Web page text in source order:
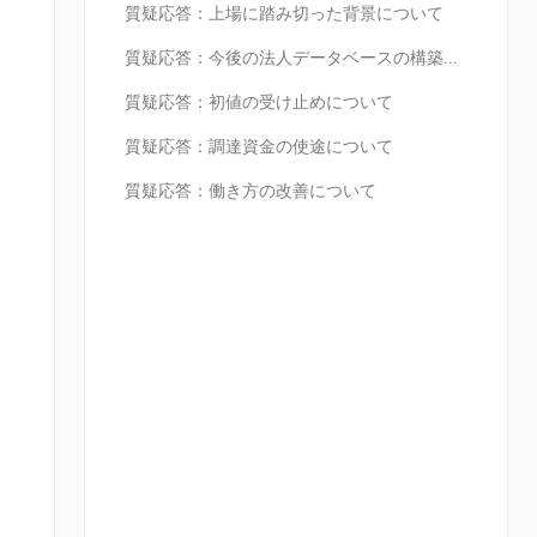
質疑応答：上場に踏み切った背景について
質疑応答：今後の法人データベースの構築について
質疑応答：初値の受け止めについて
質疑応答：調達資金の使途について
質疑応答：働き方の改善について